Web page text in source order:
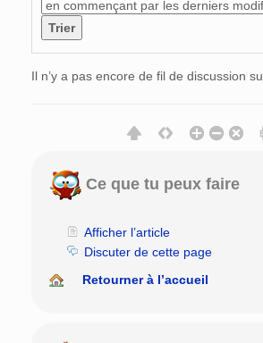
Il n’y a pas encore de fil de discussion
Ce que tu peux faire
Afficher l’article
Discuter de cette page
Retourner à l’accueil